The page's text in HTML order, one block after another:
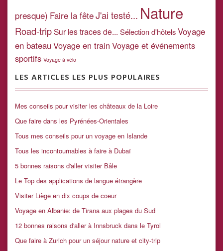
presque) Faire la fêteJ'ai testé... Nature
Road-tripSur les traces de... Sélection d'hôtelsVoyage
en bateauVoyage en train Voyage et événements
sportifs Voyage à vélo
LES ARTICLES LES PLUS POPULAIRES
Mes conseils pour visiter les châteaux de la Loire
Que faire dans les Pyrénées-Orientales
Tous mes conseils pour un voyage en Islande
Tous les incontournables à faire à Dubaï
5 bonnes raisons d'aller visiter Bâle
Le Top des applications de langue étrangère
Visiter Liège en dix coups de coeur
Voyage en Albanie: de Tirana aux plages du Sud
12 bonnes raisons d'aller à Innsbruck dans le Tyrol
Que faire à Zurich pour un séjour nature et city-trip